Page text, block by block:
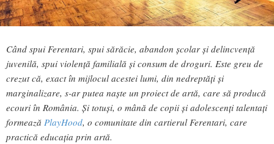
Când spui Ferentari, spui sărăcie, abandon școlar și delincvență
juvenilă, spui violență familială și consum de droguri. Este greu de
crezut că, exact în mijlocul acestei lumi, din nedreptăți și
marginalizare, s-ar putea naște un proiect de artă, care să producă
ecouri în România. Și totuși, o mână de copii și adolescenți talentați
formează PlayHood, o comunitate din cartierul Ferentari, care
practică educația prin artă.